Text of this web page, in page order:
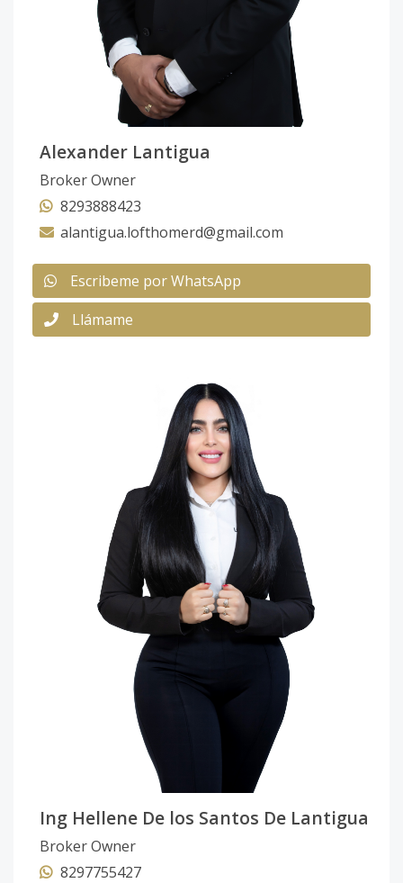
Alexander Lantigua
Broker Owner
8293888423
alantigua.lofthomerd@gmail.com
Escribeme por WhatsApp
Llámame
Ing Hellene De los Santos De Lantigua
Broker Owner
8297755427